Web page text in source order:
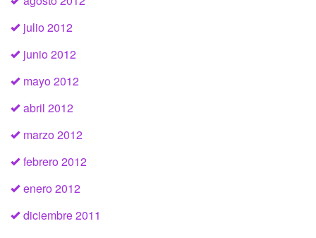
julio 2012
junio 2012
mayo 2012
abril 2012
marzo 2012
febrero 2012
enero 2012
diciembre 2011